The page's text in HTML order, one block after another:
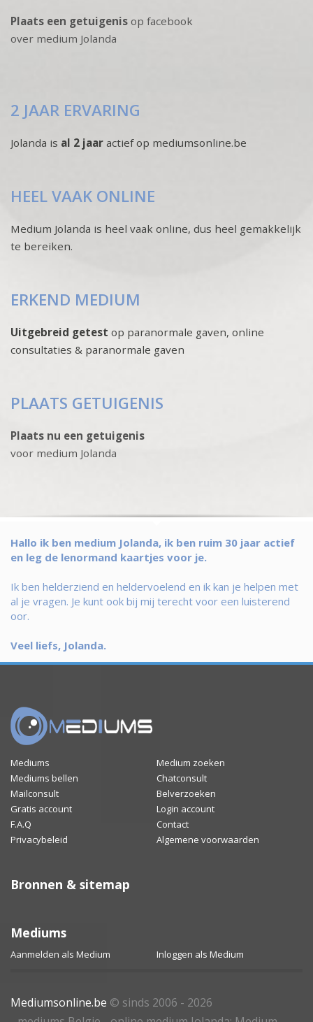
Plaats een getuigenis op facebook
over medium Jolanda
2 JAAR ERVARING
Jolanda is al 2 jaar actief op mediumsonline.be
HEEL VAAK ONLINE
Medium Jolanda is heel vaak online, dus heel gemakkelijk
te bereiken.
ERKEND MEDIUM
Uitgebreid getest op paranormale gaven, online
consultaties & paranormale gaven
PLAATS GETUIGENIS
Plaats nu een getuigenis
voor medium Jolanda
Hallo ik ben medium Jolanda, ik ben ruim 30 jaar actief
en leg de lenormand kaartjes voor je.
Ik ben helderziend en heldervoelend en ik kan je helpen met
al je vragen. Je kunt ook bij mij terecht voor een luisterend
oor.
Veel liefs, Jolanda.
Mediums
Medium zoeken
Mediums bellen
Chatconsult
Mailconsult
Belverzoeken
Gratis account
Login account
F.A.Q
Contact
Privacybeleid
Algemene voorwaarden
Bronnen & sitemap
Mediums
Aanmelden als Medium Inloggen als Medium
Mediumsonline.be © sinds 2006 - 2026